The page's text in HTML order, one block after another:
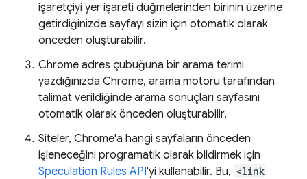
işaretçiyi yer işareti düğmelerinden birinin üzerine
getirdiğinizde sayfayı sizin için otomatik olarak
önceden oluşturabilir.
Chrome adres çubuğuna bir arama terimi
yazdığınızda Chrome, arama motoru tarafından
talimat verildiğinde arama sonuçları sayfasını
otomatik olarak önceden oluşturabilir.
Siteler, Chrome'a hangi sayfaların önceden
işleneceğini programatik olarak bildirmek için
Speculation Rules API'yi kullanabilir. Bu, <link